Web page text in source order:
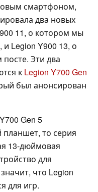
смартфоном,
два новых
11, о котором мы
, и Legion Y900 13, о
Эти два
к Legion Y700 Gen
был анонсирован
Gen 5
планшет, то серия
13-дюймовая
для
что Legion
для игр.